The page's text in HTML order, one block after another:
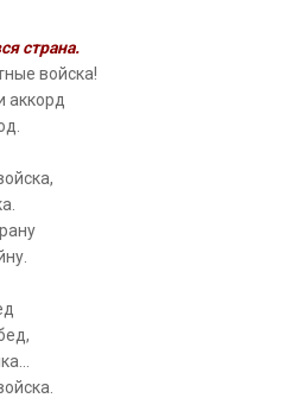
страна.
войска!
аккорд